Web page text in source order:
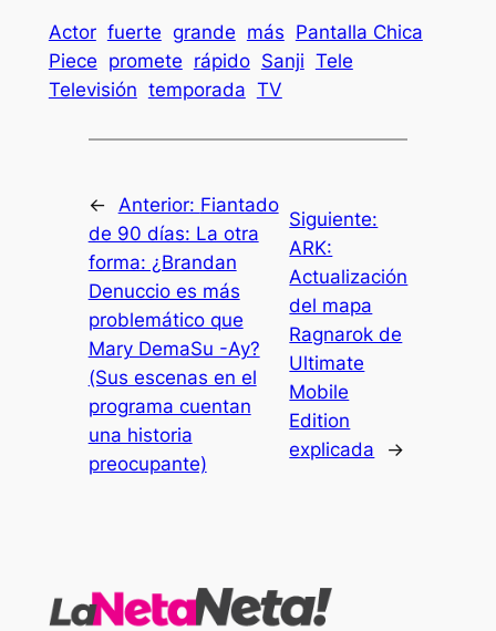
Actor fuerte grande más Pantalla Chica
Piece promete rápido Sanji Tele
Televisión temporada TV
← Anterior: Fiantado
de 90 días: La otra
forma: ¿Brandan
Denuccio es más
problemático que
Mary DemaSu -Ay?
(Sus escenas en el
programa cuentan
una historia
preocupante)
Siguiente:
ARK:
Actualización
del mapa
Ragnarok de
Ultimate
Mobile
Edition
explicada
→